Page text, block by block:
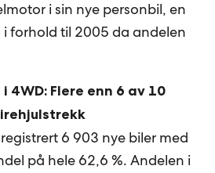
i sin nye personbil, en
forhold til 2005 da andelen
4WD: Flere enn 6 av 10
6 903 nye biler med
på hele 62,6 %. Andelen i